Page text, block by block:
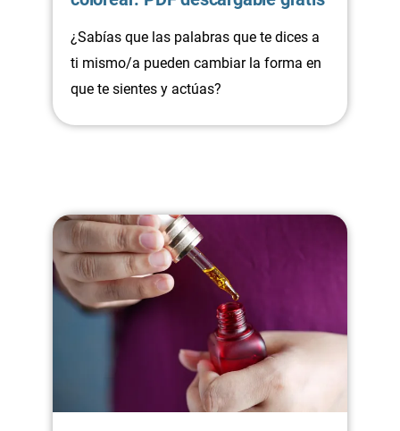
¿Sabías que las palabras que te dices a
ti mismo/a pueden cambiar la forma en
que te sientes y actúas?